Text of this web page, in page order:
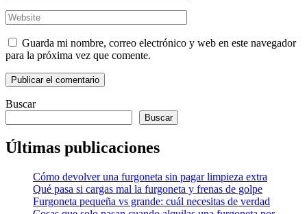
Guarda mi nombre, correo electrónico y web en este navegador
para la próxima vez que comente.
Buscar
Buscar
Últimas publicaciones
Cómo devolver una furgoneta sin pagar limpieza extra
Qué pasa si cargas mal la furgoneta y frenas de golpe
Furgoneta pequeña vs grande: cuál necesitas de verdad